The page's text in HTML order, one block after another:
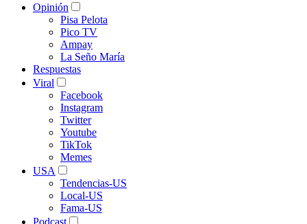
Opinión
Pisa Pelota
Pico TV
Ampay
La Seño María
Respuestas
Viral
Facebook
Instagram
Twitter
Youtube
TikTok
Memes
USA
Tendencias-US
Local-US
Fama-US
Podcast